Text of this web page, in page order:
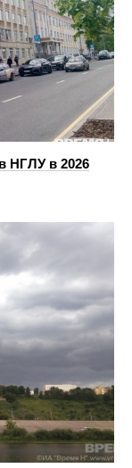
НГЛУ в 2026